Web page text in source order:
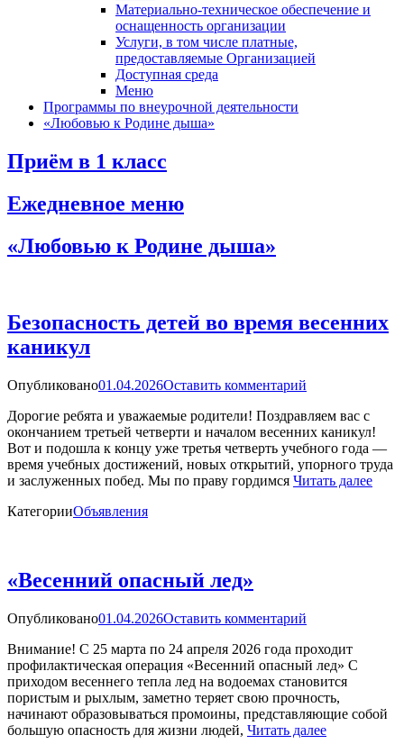
Материально-техническое обеспечение и
оснащенность организации
Услуги, в том числе платные,
предоставляемые Организацией
Доступная среда
Меню
Программы по внеурочной деятельности
«Любовью к Родине дыша»
Приём в 1 класс
Ежедневное меню
«Любовью к Родине дыша»
Безопасность детей во время весенних
каникул
Опубликовано01.04.2026Оставить комментарий
Дорогие ребята и уважаемые родители! Поздравляем вас с
окончанием третьей четверти и началом весенних каникул!
Вот и подошла к концу уже третья четверть учебного года —
время учебных достижений, новых открытий, упорного труда
и заслуженных побед. Мы по праву гордимся Читать далее
КатегорииОбъявления
«Весенний опасный лед»
Опубликовано01.04.2026Оставить комментарий
Внимание! С 25 марта по 24 апреля 2026 года проходит
профилактическая операция «Весенний опасный лед» С
приходом весеннего тепла лед на водоемах становится
пористым и рыхлым, заметно теряет свою прочность,
начинают образовываться промоины, представляющие собой
большую опасность для жизни людей, Читать далее